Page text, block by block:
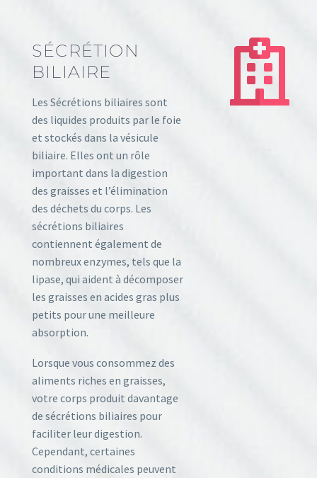
SÉCRÉTION
BILIAIRE
Les Sécrétions biliaires sont
des liquides produits par le foie
et stockés dans la vésicule
biliaire. Elles ont un rôle
important dans la digestion
des graisses et l’élimination
des déchets du corps. Les
sécrétions biliaires
contiennent également de
nombreux enzymes, tels que la
lipase, qui aident à décomposer
les graisses en acides gras plus
petits pour une meilleure
absorption.
Lorsque vous consommez des
aliments riches en graisses,
votre corps produit davantage
de sécrétions biliaires pour
faciliter leur digestion.
Cependant, certaines
conditions médicales peuvent